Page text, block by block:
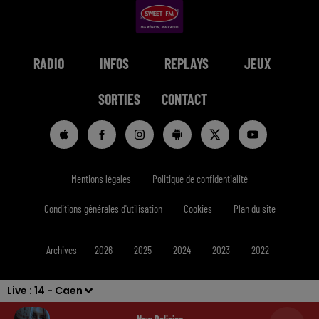
Live : 14 - Caen
RADIO INFOS REPLAYS JEUX
SORTIES CONTACT
Mentions légales Politique de confidentialité
Conditions générales d'utilisation Cookies Plan du site
Archives 2026 2025 2024 2023 2022